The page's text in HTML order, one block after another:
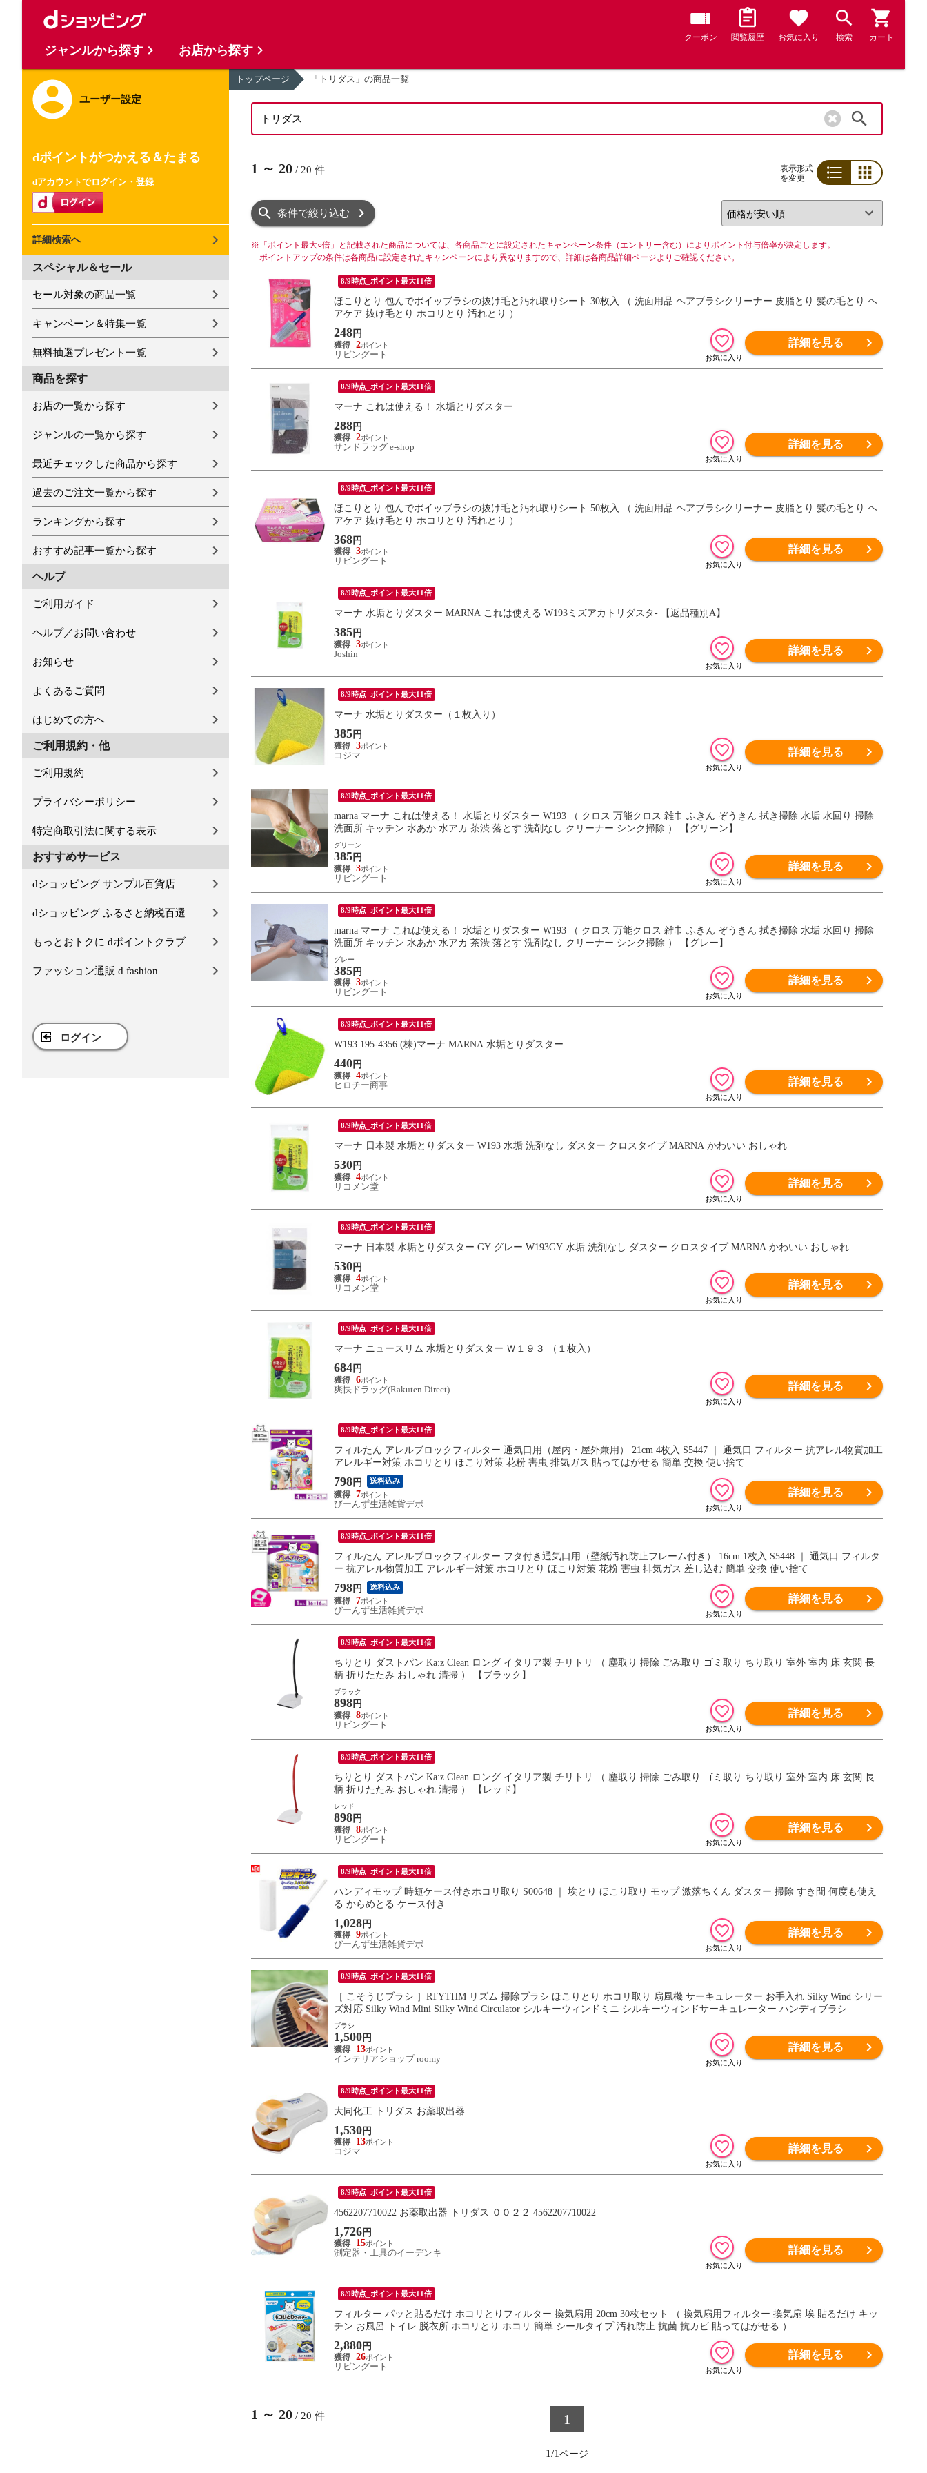
クーポン 閲覧履歴 お気に入り 検索 カート
ユーザー設定
dポイントがつかえる＆たまる
dアカウントでログイン・登録
詳細検索へ
スペシャル＆セール
セール対象の商品一覧
キャンペーン＆特集一覧
無料抽選プレゼント一覧
商品を探す
お店の一覧から探す
ジャンルの一覧から探す
最近チェックした商品から探す
過去のご注文一覧から探す
ランキングから探す
おすすめ記事一覧から探す
ヘルプ
ご利用ガイド
ヘルプ／お問い合わせ
お知らせ
よくあるご質問
はじめての方へ
ご利用規約・他
ご利用規約
プライバシーポリシー
特定商取引法に関する表示
おすすめサービス
dショッピング サンプル百貨店
dショッピング ふるさと納税百選
もっとおトクに dポイントクラブ
ファッション通販 d fashion
ログイン
トップページ 「トリダス」の商品一覧
1 ～ 20 / 20 件
表示形式
を変更
条件で絞り込む
※ 「ポイント最大○倍」と記載された商品については、各商品ごとに設定されたキャンペーン条件（エントリー含む）によりポイント付与倍率が決定します。
ポイントアップの条件は各商品に設定されたキャンペーンにより異なりますので、詳細は各商品詳細ページよりご確認ください。
8/9時点_ポイント最大11倍
ほこりとり 包んでポイッブラシの抜け毛と汚れ取りシート 30枚入 （ 洗面用品 ヘアブラシクリーナー 皮脂とり 髪の毛とり ヘ
アケア 抜け毛とり ホコリとり 汚れとり ）
248 円
2
リビングート
詳細を見る
8/9時点_ポイント最大11倍
マーナ これは使える！ 水垢とりダスター
288 円
2
サンドラッグ e-shop
詳細を見る
8/9時点_ポイント最大11倍
ほこりとり 包んでポイッブラシの抜け毛と汚れ取りシート 50枚入 （ 洗面用品 ヘアブラシクリーナー 皮脂とり 髪の毛とり ヘ
アケア 抜け毛とり ホコリとり 汚れとり ）
368 円
3
リビングート
詳細を見る
8/9時点_ポイント最大11倍
マーナ 水垢とりダスター MARNA これは使える W193ミズアカトリダスタ- 【返品種別A】
385 円
3
Joshin
詳細を見る
8/9時点_ポイント最大11倍
マーナ 水垢とりダスター（１枚入り）
385 円
3
コジマ
詳細を見る
8/9時点_ポイント最大11倍
marna マーナ これは使える！ 水垢とりダスター W193 （ クロス 万能クロス 雑巾 ふきん ぞうきん 拭き掃除 水垢 水回り 掃除
洗面所 キッチン 水あか 水アカ 茶渋 落とす 洗剤なし クリーナー シンク掃除 ） 【グリーン】
グリーン
385 円
3
リビングート
詳細を見る
8/9時点_ポイント最大11倍
marna マーナ これは使える！ 水垢とりダスター W193 （ クロス 万能クロス 雑巾 ふきん ぞうきん 拭き掃除 水垢 水回り 掃除
洗面所 キッチン 水あか 水アカ 茶渋 落とす 洗剤なし クリーナー シンク掃除 ） 【グレー】
グレー
385 円
3
リビングート
詳細を見る
8/9時点_ポイント最大11倍
W193 195-4356 (株)マーナ MARNA 水垢とりダスター
440 円
4
ヒロチー商事
詳細を見る
8/9時点_ポイント最大11倍
マーナ 日本製 水垢とりダスター W193 水垢 洗剤なし ダスター クロスタイプ MARNA かわいい おしゃれ
530 円
4
リコメン堂
詳細を見る
8/9時点_ポイント最大11倍
マーナ 日本製 水垢とりダスター GY グレー W193GY 水垢 洗剤なし ダスター クロスタイプ MARNA かわいい おしゃれ
530 円
4
リコメン堂
詳細を見る
8/9時点_ポイント最大11倍
マーナ ニュースリム 水垢とりダスター Ｗ１９３ （１枚入）
684 円
6
爽快ドラッグ(Rakuten Direct)
詳細を見る
8/9時点_ポイント最大11倍
フィルたん アレルブロックフィルター 通気口用（屋内・屋外兼用） 21cm 4枚入 S5447 ｜ 通気口 フィルター 抗アレル物質加工
アレルギー対策 ホコリとり ほこり対策 花粉 害虫 排気ガス 貼ってはがせる 簡単 交換 使い捨て
798 円 送料込み
7
びーんず生活雑貨デポ
詳細を見る
8/9時点_ポイント最大11倍
フィルたん アレルブロックフィルター フタ付き通気口用（壁紙汚れ防止フレーム付き） 16cm 1枚入 S5448 ｜ 通気口 フィルタ
ー 抗アレル物質加工 アレルギー対策 ホコリとり ほこり対策 花粉 害虫 排気ガス 差し込む 簡単 交換 使い捨て
798 円 送料込み
7
びーんず生活雑貨デポ
詳細を見る
8/9時点_ポイント最大11倍
ちりとり ダストパン Ka:z Clean ロング イタリア製 チリトリ （ 塵取り 掃除 ごみ取り ゴミ取り ちり取り 室外 室内 床 玄関 長
柄 折りたたみ おしゃれ 清掃 ） 【ブラック】
ブラック
898 円
8
リビングート
詳細を見る
8/9時点_ポイント最大11倍
ちりとり ダストパン Ka:z Clean ロング イタリア製 チリトリ （ 塵取り 掃除 ごみ取り ゴミ取り ちり取り 室外 室内 床 玄関 長
柄 折りたたみ おしゃれ 清掃 ） 【レッド】
レッド
898 円
8
リビングート
詳細を見る
8/9時点_ポイント最大11倍
ハンディモップ 時短ケース付きホコリ取り S00648 ｜ 埃とり ほこり取り モップ 激落ちくん ダスター 掃除 すき間 何度も使え
る からめとる ケース付き
1,028 円
9
びーんず生活雑貨デポ
詳細を見る
8/9時点_ポイント最大11倍
［ こそうじブラシ ］RTYTHM リズム 掃除ブラシ ほこりとり ホコリ取り 扇風機 サーキュレーター お手入れ Silky Wind シリー
ズ対応 Silky Wind Mini Silky Wind Circulator シルキーウィンドミニ シルキーウィンドサーキュレーター ハンディブラシ
ブラシ
1,500 円
13
インテリアショップ roomy
詳細を見る
8/9時点_ポイント最大11倍
大同化工 トリダス お薬取出器
1,530 円
13
コジマ
詳細を見る
8/9時点_ポイント最大11倍
4562207710022 お薬取出器 トリダス ００２２ 4562207710022
1,726 円
15
測定器・工具のイーデンキ
詳細を見る
8/9時点_ポイント最大11倍
フィルター パッと貼るだけ ホコリとりフィルター 換気扇用 20cm 30枚セット （ 換気扇用フィルター 換気扇 埃 貼るだけ キッ
チン お風呂 トイレ 脱衣所 ホコリとり ホコリ 簡単 シールタイプ 汚れ防止 抗菌 抗カビ 貼ってはがせる ）
2,880 円
26
リビングート
詳細を見る
1 ～ 20 / 20 件 1
1/1
ジャンルから探す お店から探す